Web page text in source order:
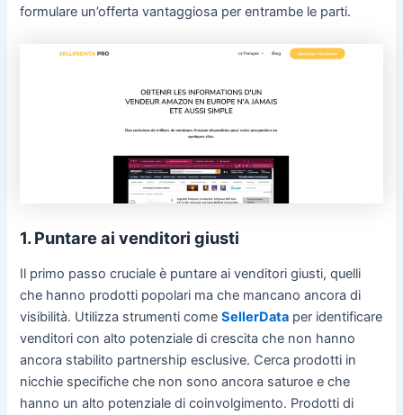
formulare un’offerta vantaggiosa per entrambe le parti.
1. Puntare ai venditori giusti
Il primo passo cruciale è puntare ai venditori giusti, quelli
che hanno prodotti popolari ma che mancano ancora di
visibilità. Utilizza strumenti comeSellerData per identificare
venditori con alto potenziale di crescita che non hanno
ancora stabilito partnership esclusive. Cerca prodotti in
nicchie specifiche che non sono ancora saturoe e che
hanno un alto potenziale di coinvolgimento. Prodotti di